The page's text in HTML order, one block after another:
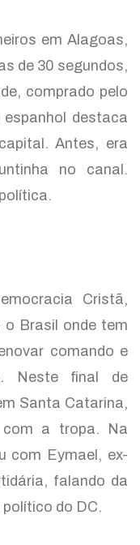
em Alagoas,
de 30 segundos,
comprado pelo
destaca
Antes, era
no canal.
Cristã,
o Brasil onde tem
comando e
Neste final de
Santa Catarina,
a tropa. Na
com Eymael, ex-
falando da
do DC.